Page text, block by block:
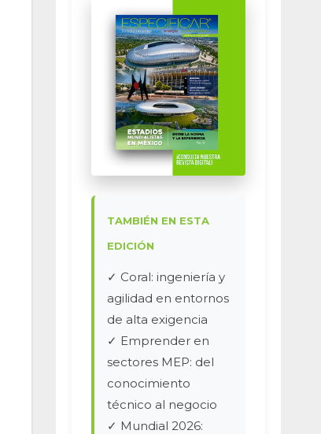
TAMBIÉN EN ESTA
EDICIÓN
✓ Coral: ingeniería y
agilidad en entornos
de alta exigencia
✓ Emprender en
sectores MEP: del
conocimiento
técnico al negocio
✓ Mundial 2026: